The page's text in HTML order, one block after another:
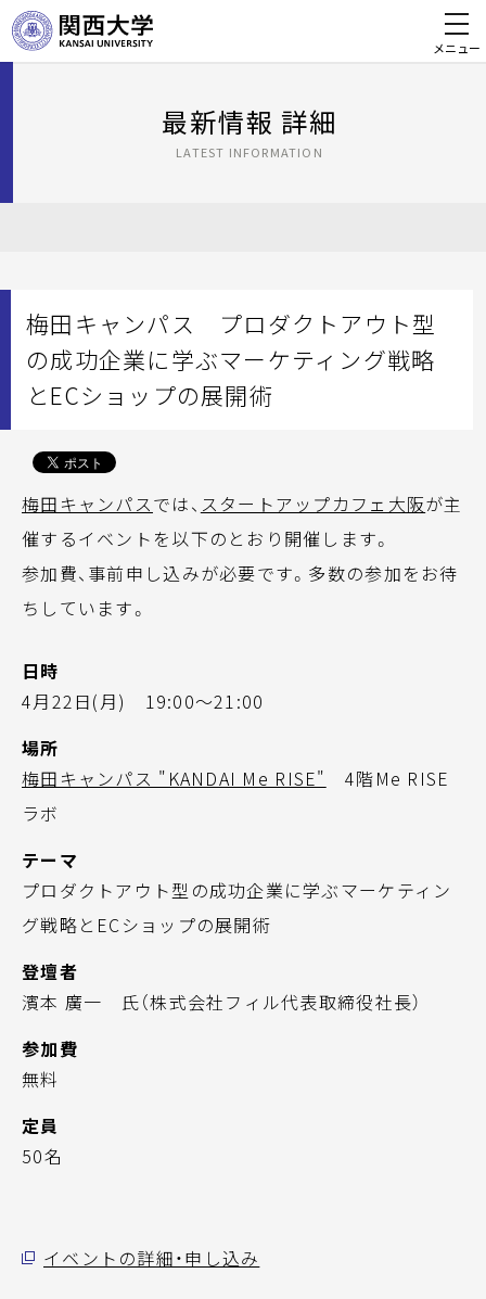
メニュー
最新情報 詳細
LATEST INFORMATION
梅田キャンパス プロダクトアウト型
の成功企業に学ぶマーケティング戦略
とECショップの展開術
梅田キャンパスでは、 スタートアップカフェ大阪が主
催するイベントを以下のとおり開催します。
参加費、事前申し込みが必要です。多数の参加をお待
ちしています。
日時
4月22日(月) 19:00～21:00
場所
梅田キャンパス "KANDAI Me RISE"
4階Me RISE
ラボ
テーマ
プロダクトアウト型の成功企業に学ぶマーケティン
グ戦略とECショップの展開術
登壇者
濱本 廣一 氏（株式会社フィル代表取締役社長）
参加費
無料
定員
50名
イベントの詳細・申し込み